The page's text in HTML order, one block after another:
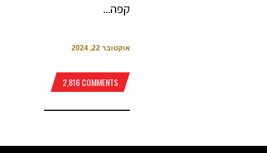
קפה...
אוקטובר 22, 2024
2,816 COMMENTS